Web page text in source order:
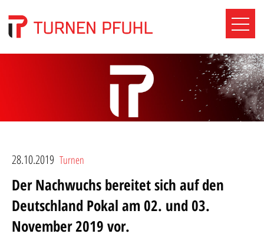
28.10.2019 Turnen
Der Nachwuchs bereitet sich auf den
Deutschland Pokal am 02. und 03.
November 2019 vor.